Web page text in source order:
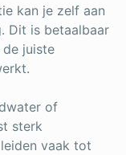
kan je zelf aan
Dit is betaalbaar
juiste
of
sterk
vaak tot